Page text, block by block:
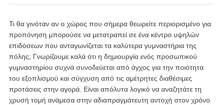
Τι θα γινόταν αν ο χώρος που σήμερα θεωρείτε περιορισμένο για
προπόνηση μπορούσε να μετατραπεί σε ένα κέντρο υψηλών
επιδόσεων που ανταγωνίζεται τα καλύτερα γυμναστήρια της
πόλης; Γνωρίζουμε καλά ότι η δημιουργία ενός προσωπικού
γυμναστηρίου συχνά συνοδεύεται από άγχος για την ποιότητα
του εξοπλισμού και σύγχυση από τις αμέτρητες διαθέσιμες
προτάσεις στην αγορά. Είναι απόλυτα λογικό να αναζητάτε τη
χρυσή τομή ανάμεσα στην αδιαπραγμάτευτη αντοχή στον χρόνο